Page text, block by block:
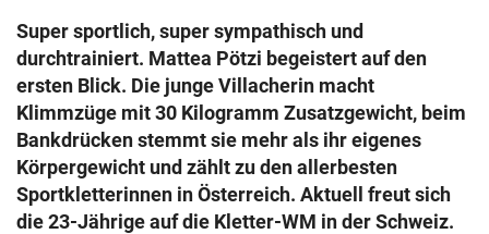
search
eingeben
Muthgasse 2, 1190 Wien
Super sportlich, super sympathisch und
durchtrainiert. Mattea Pötzi begeistert auf den
ersten Blick. Die junge Villacherin macht
Klimmzüge mit 30 Kilogramm Zusatzgewicht, beim
Bankdrücken stemmt sie mehr als ihr eigenes
Körpergewicht und zählt zu den allerbesten
Sportkletterinnen in Österreich. Aktuell freut sich
die 23-Jährige auf die Kletter-WM in der Schweiz.